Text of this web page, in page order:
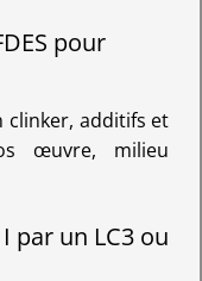
pour
clinker, additifs et
œuvre, milieu
par un LC3 ou